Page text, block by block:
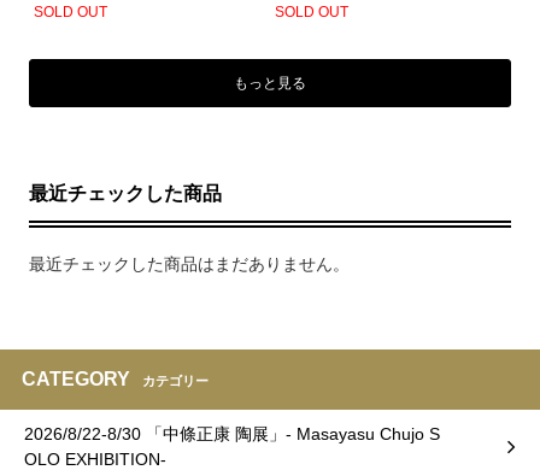
SOLD OUT
SOLD OUT
もっと見る
最近チェックした商品
最近チェックした商品はまだありません。
CATEGORY カテゴリー
2026/8/22-8/30 「中條正康 陶展」- Masayasu Chujo S
OLO EXHIBITION-